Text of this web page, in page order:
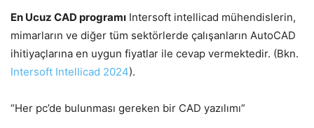
En Ucuz CAD programı Intersoft intellicad mühendislerin,
mimarların ve diğer tüm sektörlerde çalışanların AutoCAD
ihitiyaçlarına en uygun fiyatlar ile cevap vermektedir. (Bkn.
Intersoft Intellicad 2024).
“Her pc’de bulunması gereken bir CAD yazılımı”